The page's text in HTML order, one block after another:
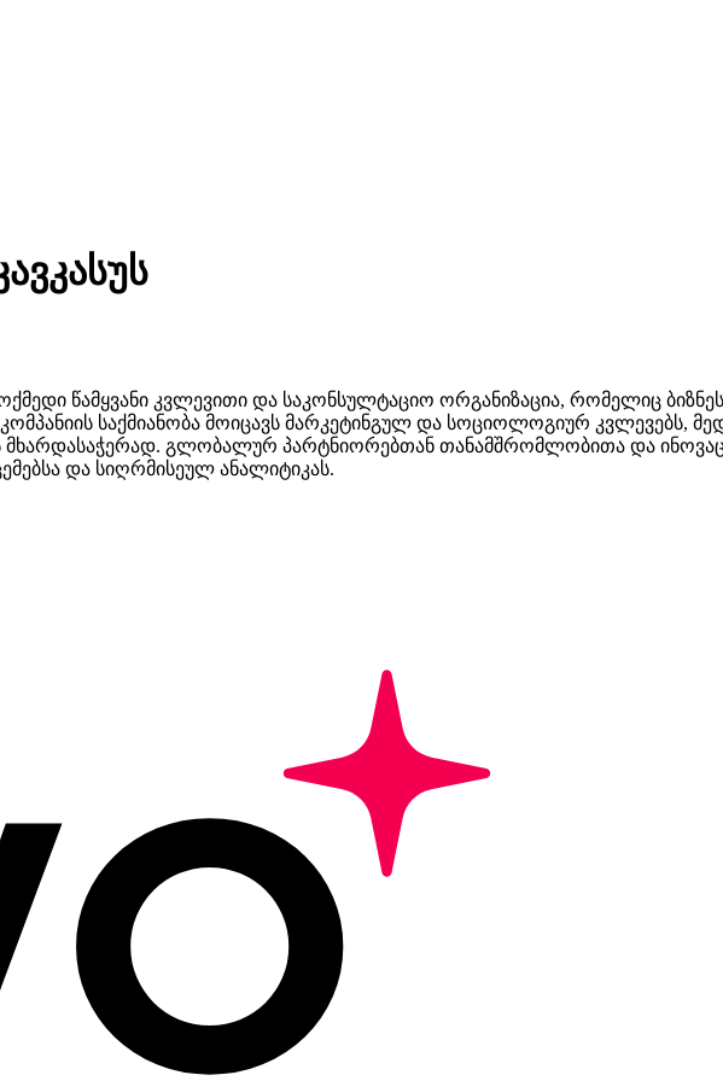
მოქმედი წამყვანი კვლევითი და საკონსულტაციო ორგანიზაცია, რომელიც
საქმიანობა მოიცავს მარკეტინგულ და სოციოლოგიურ კვლევებს,
მხარდასაჭერად. გლობალურ პარტნიორებთან თანამშრომლობითა და
და სიღრმისეულ ანალიტიკას.